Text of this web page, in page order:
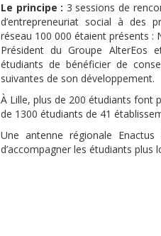
Le principe : 3 sessions de
d’entrepreneuriat social à des
réseau 100 000 étaient présents :
Président du Groupe AlterEos
étudiants de bénéficier de
suivantes de son développement.
À Lille, plus de 200 étudiants font
de 1300 étudiants de 41
Une antenne régionale
d’accompagner les étudiants plus